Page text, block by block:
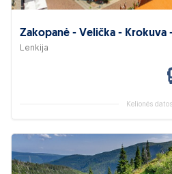
Zakopanė - Velička - Krokuva
Lenkija
Kelionės datos